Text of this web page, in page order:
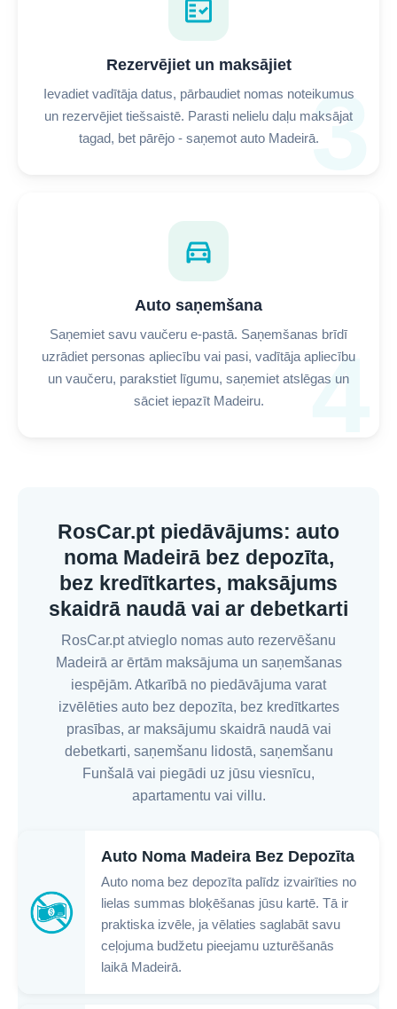
3
fact_check
Rezervējiet un maksājiet
Ievadiet vadītāja datus, pārbaudiet nomas noteikumus
un rezervējiet tiešsaistē. Parasti nelielu daļu maksājat
tagad, bet pārējo - saņemot auto Madeirā.
4
directions_car
Auto saņemšana
Saņemiet savu vaučeru e-pastā. Saņemšanas brīdī
uzrādiet personas apliecību vai pasi, vadītāja apliecību
un vaučeru, parakstiet līgumu, saņemiet atslēgas un
sāciet iepazīt Madeiru.
RosCar.pt piedāvājums: auto
noma Madeirā bez depozīta,
bez kredītkartes, maksājums
skaidrā naudā vai ar debetkarti
RosCar.pt atvieglo nomas auto rezervēšanu
Madeirā ar ērtām maksājuma un saņemšanas
iespējām. Atkarībā no piedāvājuma varat
izvēlēties auto bez depozīta, bez kredītkartes
prasības, ar maksājumu skaidrā naudā vai
debetkarti, saņemšanu lidostā, saņemšanu
Funšalā vai piegādi uz jūsu viesnīcu,
apartamentu vai villu.
Auto Noma Madeira Bez Depozīta
Auto noma bez depozīta palīdz izvairīties no
lielas summas bloķēšanas jūsu kartē. Tā ir
praktiska izvēle, ja vēlaties saglabāt savu
ceļojuma budžetu pieejamu uzturēšanās
laikā Madeirā.